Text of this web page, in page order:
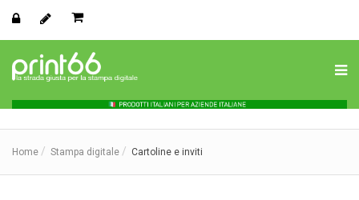
Home Stampa digitale Cartoline e inviti